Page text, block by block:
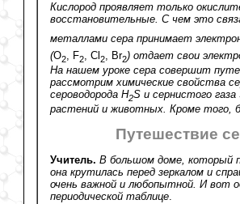
Кислород проявляет только
восстановительные. С чем это
металлами сера принимает
(О2, F2, Cl 2, Br2) отдает свои
На нашем уроке сера совершит
рассмотрим химические свойства
сероводорода H2S и сернистого
растений и животных. Кроме того,
Путешествие
Учитель. В большом доме, который
она крутилась перед зеркалом и
очень важной и любопытной. И вот
периодической таблице.